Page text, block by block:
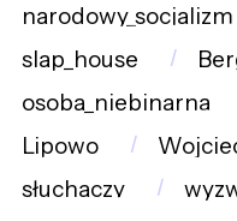
narodowy_socjalizm
slap_house
osoba_niebinarna
Lipowo
słuchaczy